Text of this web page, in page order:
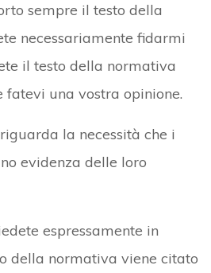
sempre il testo della
necessariamente fidarmi
il testo della normativa
fatevi una vostra opinione.
la necessità che i
evidenza delle loro
espressamente in
della normativa viene citato